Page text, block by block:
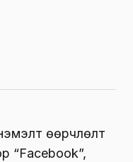
өөрчлөлт
“Facebook”,